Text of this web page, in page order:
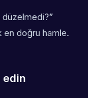
en doğru hamle.
edin